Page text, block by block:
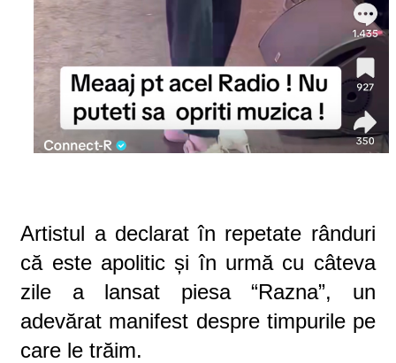
Artistul a declarat în repetate rânduri
că este apolitic și în urmă cu câteva
zile a lansat piesa “Razna”, un
adevărat manifest despre timpurile pe
care le trăim.